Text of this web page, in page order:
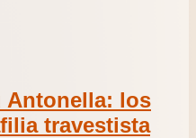
Antonella: los
travestista